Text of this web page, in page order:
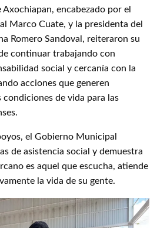
encabezado por el
Marco Cuate, y la presidenta del
Romero Sandoval, reiteraron su
continuar trabajando con
social y cercanía con la
acciones que generen
condiciones de vida para las
el Gobierno Municipal
de asistencia social y demuestra
es aquel que escucha, atiende
la vida de su gente.